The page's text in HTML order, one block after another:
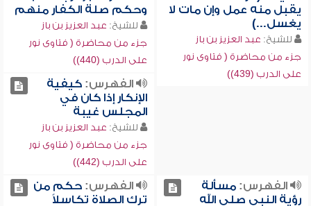
يقبل منه عمل وإن مات لا
يغسل...)
للشيخ: عبد العزيز بن باز
جزء من محاضرة ( فتاوى نور
على الدرب (439))
وحكم صلة الكفار منهم
للشيخ: عبد العزيز بن باز
جزء من محاضرة ( فتاوى نور
على الدرب (440))
الفهرس:كيفية
الإنكار إذا كان في
المجلس غيبة
للشيخ: عبد العزيز بن باز
جزء من محاضرة ( فتاوى نور
على الدرب (442))
الفهرس:مسألة
رؤية النبي صلى الله
الفهرس:حكم من
ترك الصلاة تكاسلاً